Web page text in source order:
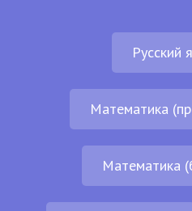
Русский
Математика
Математика